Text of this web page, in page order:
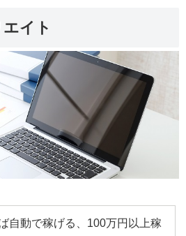
イト
自動で稼げる、100万円以上稼